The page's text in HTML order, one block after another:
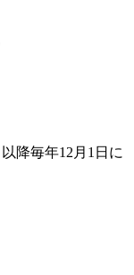
降毎年12月1日に